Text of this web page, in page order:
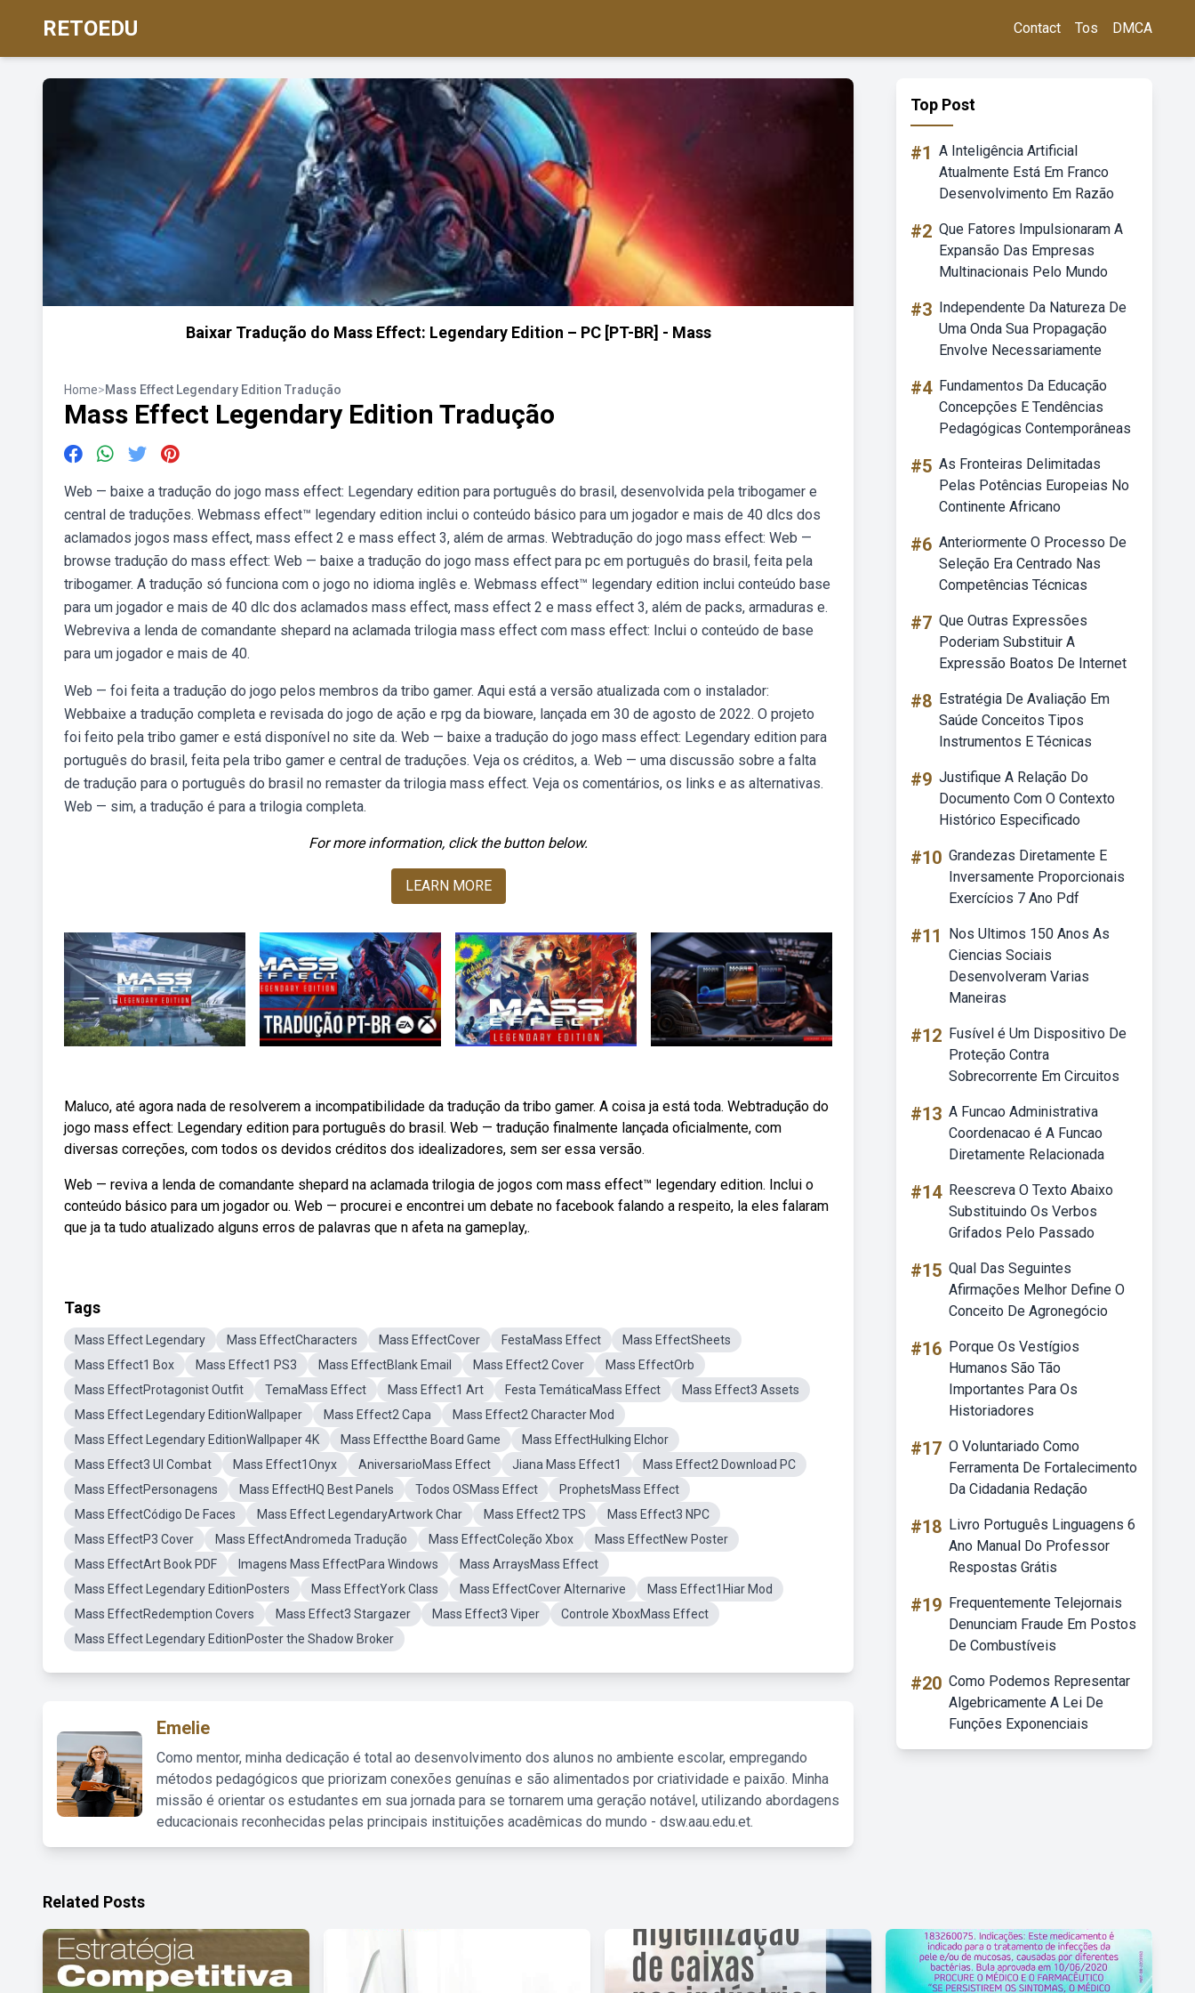
RETOEDU Contact Tos DMCA
Baixar Tradução do Mass Effect: Legendary Edition – PC [PT-BR] - Mass
Home>Mass Effect Legendary Edition Tradução
Mass Effect Legendary Edition Tradução
Web — baixe a tradução do jogo mass effect: Legendary edition para português do brasil, desenvolvida pela tribogamer e
central de traduções. Webmass effect™ legendary edition inclui o conteúdo básico para um jogador e mais de 40 dlcs dos
aclamados jogos mass effect, mass effect 2 e mass effect 3, além de armas. Webtradução do jogo mass effect: Web —
browse tradução do mass effect: Web — baixe a tradução do jogo mass effect para pc em português do brasil, feita pela
tribogamer. A tradução só funciona com o jogo no idioma inglês e. Webmass effect™ legendary edition inclui conteúdo base
para um jogador e mais de 40 dlc dos aclamados mass effect, mass effect 2 e mass effect 3, além de packs, armaduras e.
Webreviva a lenda de comandante shepard na aclamada trilogia mass effect com mass effect: Inclui o conteúdo de base
para um jogador e mais de 40.
Web — foi feita a tradução do jogo pelos membros da tribo gamer. Aqui está a versão atualizada com o instalador:
Webbaixe a tradução completa e revisada do jogo de ação e rpg da bioware, lançada em 30 de agosto de 2022. O projeto
foi feito pela tribo gamer e está disponível no site da. Web — baixe a tradução do jogo mass effect: Legendary edition para
português do brasil, feita pela tribo gamer e central de traduções. Veja os créditos, a. Web — uma discussão sobre a falta
de tradução para o português do brasil no remaster da trilogia mass effect. Veja os comentários, os links e as alternativas.
Web — sim, a tradução é para a trilogia completa.
For more information, click the button below.
LEARN MORE
Maluco, até agora nada de resolverem a incompatibilidade da tradução da tribo gamer. A coisa ja está toda. Webtradução do
jogo mass effect: Legendary edition para português do brasil. Web — tradução finalmente lançada oficialmente, com
diversas correções, com todos os devidos créditos dos idealizadores, sem ser essa versão.
Web — reviva a lenda de comandante shepard na aclamada trilogia de jogos com mass effect™ legendary edition. Inclui o
conteúdo básico para um jogador ou. Web — procurei e encontrei um debate no facebook falando a respeito, la eles falaram
que ja ta tudo atualizado alguns erros de palavras que n afeta na gameplay,.
Tags
Mass Effect Legendary Mass EffectCharacters Mass EffectCover FestaMass Effect
Mass EffectSheets
Mass Effect1 Box
Mass Effect1 PS3 Mass EffectBlank Email Mass Effect2 Cover
Mass EffectOrb
Mass EffectProtagonist Outfit
TemaMass Effect Mass Effect1 Art Festa TemáticaMass Effect
Mass Effect3 Assets
Mass Effect Legendary EditionWallpaper
Mass Effect2 Capa
Mass Effect2 Character Mod
Mass Effect Legendary EditionWallpaper 4K
Mass Effectthe Board Game
Mass EffectHulking Elchor
Mass Effect3 UI Combat
Mass Effect1Onyx AniversarioMass Effect Jiana Mass Effect1
Mass Effect2 Download PC
Mass EffectPersonagens
Mass EffectHQ Best Panels Todos OSMass Effect
ProphetsMass Effect
Mass EffectCódigo De Faces
Mass Effect LegendaryArtwork Char Mass Effect2 TPS
Mass Effect3 NPC
Mass EffectP3 Cover
Mass EffectAndromeda Tradução Mass EffectColeção Xbox
Mass EffectNew Poster
Mass EffectArt Book PDF
Imagens Mass EffectPara Windows
Mass ArraysMass Effect
Mass Effect Legendary EditionPosters
Mass EffectYork Class Mass EffectCover Alternarive
Mass Effect1Hiar Mod
Mass EffectRedemption Covers
Mass Effect3 Stargazer Mass Effect3 Viper
Controle XboxMass Effect
Mass Effect Legendary EditionPoster the Shadow Broker
Emelie
Como mentor, minha dedicação é total ao desenvolvimento dos alunos no ambiente escolar, empregando
métodos pedagógicos que priorizam conexões genuínas e são alimentados por criatividade e paixão. Minha
missão é orientar os estudantes em sua jornada para se tornarem uma geração notável, utilizando abordagens
educacionais reconhecidas pelas principais instituições acadêmicas do mundo - dsw.aau.edu.et.
Top Post
#1 A Inteligência Artificial
Atualmente Está Em Franco
Desenvolvimento Em Razão
#2 Que Fatores Impulsionaram A
Expansão Das Empresas
Multinacionais Pelo Mundo
#3 Independente Da Natureza De
Uma Onda Sua Propagação
Envolve Necessariamente
#4 Fundamentos Da Educação
Concepções E Tendências
Pedagógicas Contemporâneas
#5 As Fronteiras Delimitadas
Pelas Potências Europeias No
Continente Africano
#6 Anteriormente O Processo De
Seleção Era Centrado Nas
Competências Técnicas
#7 Que Outras Expressões
Poderiam Substituir A
Expressão Boatos De Internet
#8 Estratégia De Avaliação Em
Saúde Conceitos Tipos
Instrumentos E Técnicas
#9 Justifique A Relação Do
Documento Com O Contexto
Histórico Especificado
#10 Grandezas Diretamente E
Inversamente Proporcionais
Exercícios 7 Ano Pdf
#11
Nos Ultimos 150 Anos As
Ciencias Sociais
Desenvolveram Varias
Maneiras
#12 Fusível é Um Dispositivo De
Proteção Contra
Sobrecorrente Em Circuitos
#13 A Funcao Administrativa
Coordenacao é A Funcao
Diretamente Relacionada
#14 Reescreva O Texto Abaixo
Substituindo Os Verbos
Grifados Pelo Passado
#15 Qual Das Seguintes
Afirmações Melhor Define O
Conceito De Agronegócio
#16 Porque Os Vestígios
Humanos São Tão
Importantes Para Os
Historiadores
#17 O Voluntariado Como
Ferramenta De Fortalecimento
Da Cidadania Redação
#18 Livro Português Linguagens 6
Ano Manual Do Professor
Respostas Grátis
#19 Frequentemente Telejornais
Denunciam Fraude Em Postos
De Combustíveis
#20 Como Podemos Representar
Algebricamente A Lei De
Funções Exponenciais
Related Posts